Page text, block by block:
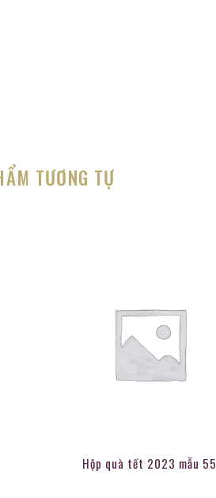
TƯƠNG TỰ
Hộp quà tết 2023 mẫu 55